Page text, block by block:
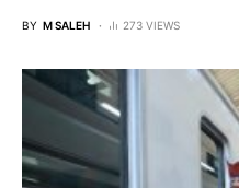
BY M SALEH 273 VIEWS